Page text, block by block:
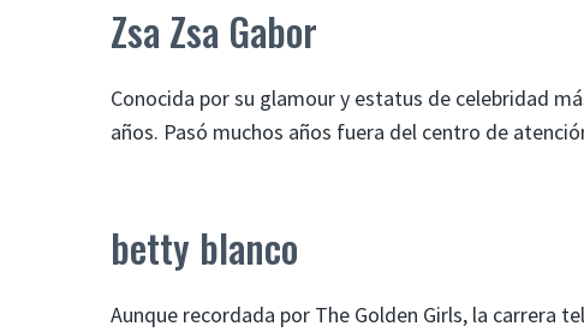
Zsa Zsa Gabor
Conocida por su glamour y estatus de celebridad
años. Pasó muchos años fuera del centro de
betty blanco
Aunque recordada por The Golden Girls, la carrera